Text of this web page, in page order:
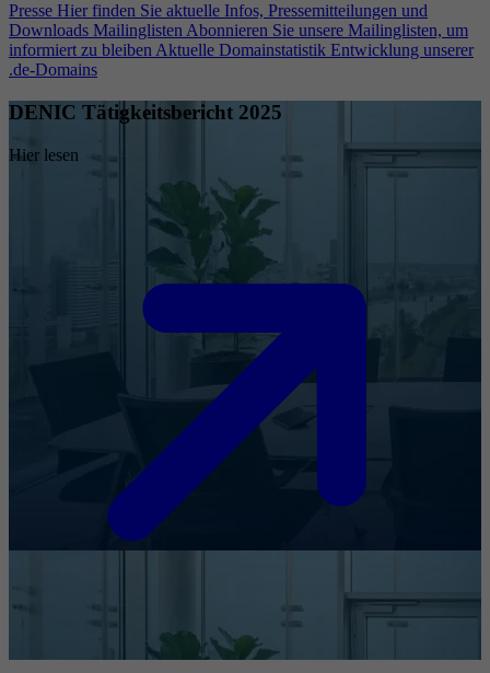
Presse Hier finden Sie aktuelle Infos, Pressemitteilungen und
Downloads Mailinglisten Abonnieren Sie unsere Mailinglisten, um
informiert zu bleiben Aktuelle Domainstatistik Entwicklung unserer
.de-Domains
DENIC Tätigkeitsbericht 2025
Hier lesen